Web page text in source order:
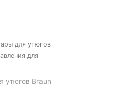
для утюгов
для
утюгов Braun